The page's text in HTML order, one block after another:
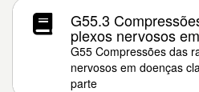
G55.3
plexos nervosos
G55 Compressões das
nervosos em doenças
parte